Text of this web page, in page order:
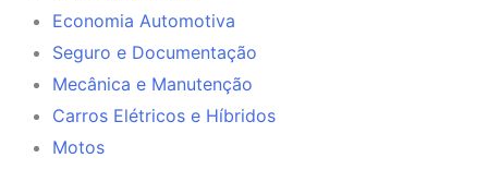
Economia Automotiva
Seguro e Documentação
Mecânica e Manutenção
Carros Elétricos e Híbridos
Motos